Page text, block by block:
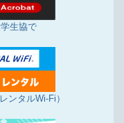
生協で
ンタルWi-Fi）